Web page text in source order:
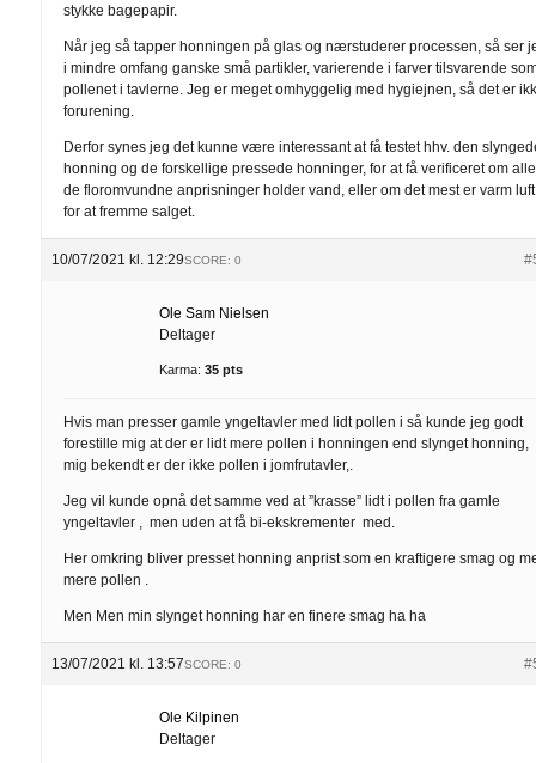
stykke bagepapir.
Når jeg så tapper honningen på glas og nærstuderer processen, så ser
i mindre omfang ganske små partikler, varierende i farver tilsvarende
pollenet i tavlerne. Jeg er meget omhyggelig med hygiejnen, så det er
forurening.
Derfor synes jeg det kunne være interessant at få testet hhv. den
honning og de forskellige pressede honninger, for at få verificeret om alle
de floromvundne anprisninger holder vand, eller om det mest er varm luft
for at fremme salget.
10/07/2021 kl. 12:29SCORE: 0
Ole Sam Nielsen
Deltager
Karma: 35 pts
Hvis man presser gamle yngeltavler med lidt pollen i så kunde jeg godt
forestille mig at der er lidt mere pollen i honningen end slynget honning,
mig bekendt er der ikke pollen i jomfrutavler,.
Jeg vil kunde opnå det samme ved at ”krasse” lidt i pollen fra gamle
yngeltavler , men uden at få bi-ekskrementer med.
Her omkring bliver presset honning anprist som en kraftigere smag og
mere pollen .
Men Men min slynget honning har en finere smag ha ha
13/07/2021 kl. 13:57SCORE: 0
Ole Kilpinen
Deltager